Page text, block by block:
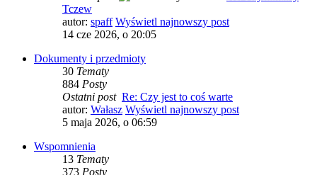
Tczew
autor: spaff Wyświetl najnowszy post
14 cze 2026, o 20:05
Dokumenty i przedmioty
30 Tematy
884 Posty
Ostatni post Re: Czy jest to coś warte
autor: Wałasz Wyświetl najnowszy post
5 maja 2026, o 06:59
Wspomnienia
13 Tematy
373 Posty